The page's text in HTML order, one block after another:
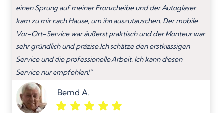
einen Sprung auf meiner Fronscheibe und der Autoglaser
kam zu mir nach Hause, um ihn auszutauschen. Der mobile
Vor-Ort-Service war äußerst praktisch und der Monteur war
sehr gründlich und präzise.Ich schätze den erstklassigen
Service und die professionelle Arbeit. Ich kann diesen
Service nur empfehlen!”
Bernd A.